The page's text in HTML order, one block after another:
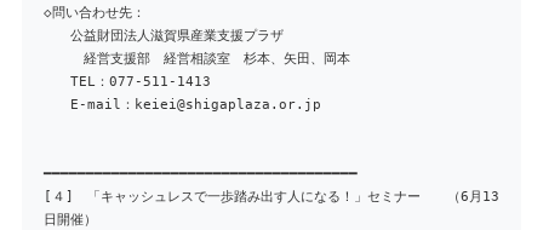
◇問い合わせ先：
公益財団法人滋賀県産業支援プラザ
経営支援部 経営相談室 杉本、矢田、岡本
TEL：077-511-1413
E-mail：keiei@shigaplaza.or.jp
━━━━━━━━━━━━━━━━━━━━━━━━━━━━━━━━━━━━━
[４] 「キャッシュレスで一歩踏み出す人になる！」セミナー （6月13
日開催）